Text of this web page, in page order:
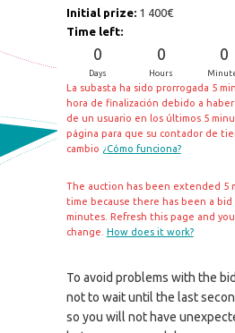
Initial prize: 1 400€
Time left:
0
Days
0
Hours
0
La subasta ha sido prorrogada 5
hora de finalización debido a
de un usuario en los últimos 5
página para que su contador de
cambio ¿Cómo funciona?
The auction has been extended 5
time because there has been a
minutes. Refresh this page and
change. How does it work?
To avoid problems with the
not to wait until the last
so you will not have